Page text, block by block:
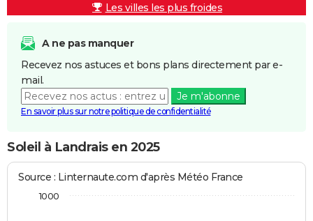
Les villes les plus froides
A ne pas manquer
Recevez nos astuces et bons plans directement par e-
mail.
Je m'abonne
En savoir plus sur notre politique de confidentialité
Soleil à Landrais en 2025
Source : Linternaute.com d'après Météo France
1000